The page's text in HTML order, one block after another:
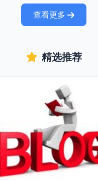
查看更多
精选推荐